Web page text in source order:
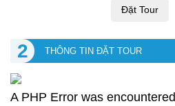
Đặt Tour
THÔNG TIN ĐẶT TOUR
2
A PHP Error was encountered